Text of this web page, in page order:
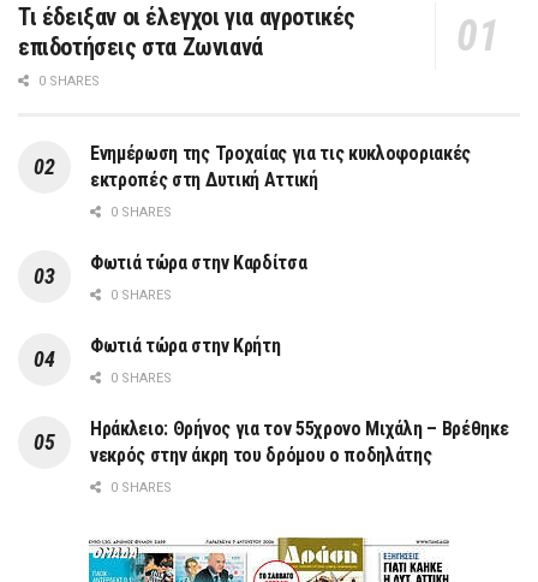
Τι έδειξαν οι έλεγχοι για αγροτικές
επιδοτήσεις στα Ζωνιανά
0 SHARES
Ενημέρωση της Τροχαίας για τις κυκλοφοριακές
εκτροπές στη Δυτική Αττική
0 SHARES
Φωτιά τώρα στην Καρδίτσα
0 SHARES
Φωτιά τώρα στην Κρήτη
0 SHARES
Ηράκλειο: Θρήνος για τον 55χρονο Μιχάλη – Βρέθηκε
νεκρός στην άκρη του δρόμου ο ποδηλάτης
0 SHARES